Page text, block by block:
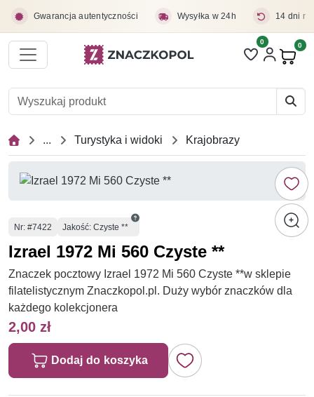
Gwarancja autentyczności Wysyłka w 24h 14 dni
Liczba pozycji
0 0
... Turystyka i widoki Krajobrazy
Numer
Nr: #7422 Jakość: Czyste **
Izrael 1972 Mi 560 Czyste **
Znaczek pocztowy Izrael 1972 Mi 560 Czyste **w sklepie
filatelistycznym Znaczkopol.pl. Duży wybór znaczków dla
każdego kolekcjonera
2,00 zł
Dodaj do koszyka